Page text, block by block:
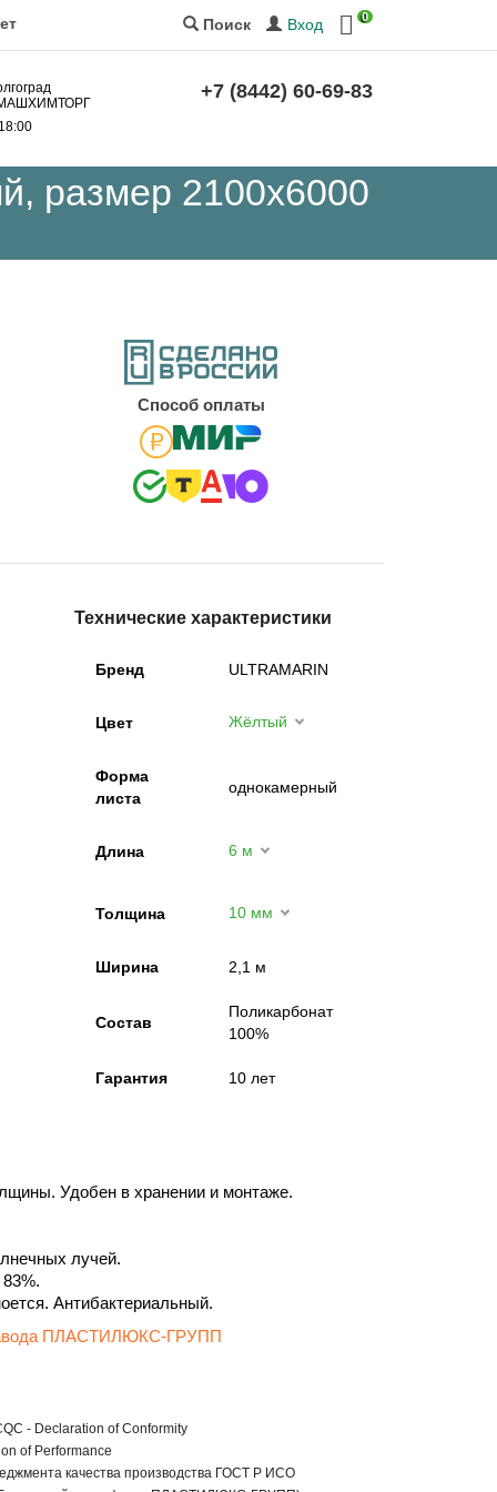
Поиск Вход 0
МАШХИМТОРГ
+7 (8442) 60-69-83
размер 2100x6000
Cпособ оплаты
Технические характеристики
Бренд ULTRAMARIN
Цвет Жёлтый
Форма
листа
однокамерный
Длина 6 м
Толщина 10 мм
Ширина 2,1 м
Состав
Поликарбонат
100%
Гарантия 10 лет
Удобен в хранении и монтаже.
лучей.
Антибактериальный.
ПЛАСТИЛЮКС-ГРУПП
- Declaration of Conformity
of Performance
качества производства ГОСТ Р ИСО